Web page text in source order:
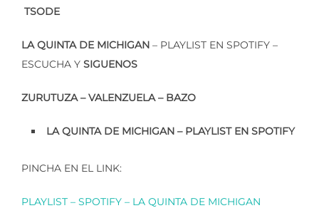
TSODE
LA QUINTA DE MICHIGAN – PLAYLIST EN SPOTIFY –
ESCUCHA Y SIGUENOS
ZURUTUZA – VALENZUELA – BAZO
LA QUINTA DE MICHIGAN – PLAYLIST EN SPOTIFY
PINCHA EN EL LINK:
PLAYLIST – SPOTIFY – LA QUINTA DE MICHIGAN